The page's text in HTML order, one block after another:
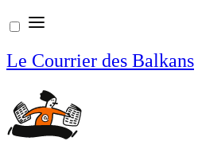
Aller
au
contenu
Le Courrier des Balkans